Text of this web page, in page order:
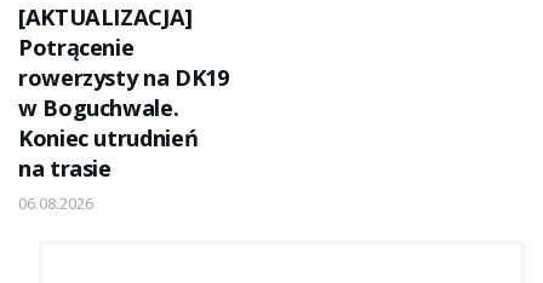
[AKTUALIZACJA]
Potrącenie
rowerzysty na DK19
w Boguchwale.
Koniec utrudnień
na trasie
06.08.2026